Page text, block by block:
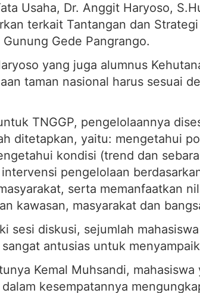
Usaha, Dr. Anggit Haryoso,
terkait Tantangan dan
Gunung Gede Pangrango.
yang juga alumnus
taman nasional harus sesuai
TNGGP, pengelolaannya
ditetapkan, yaitu: mengetahui
kondisi (trend dan
pengelolaan
serta memanfaatkan
kawasan, masyarakat dan
sesi diskusi, sejumlah
antusias untuk
Kemal Muhsandi,
kesempatannya